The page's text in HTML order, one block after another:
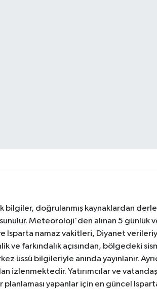
bilgiler, doğrulanmış kaynaklardan
Meteoroloji'den alınan 5 günlük
Isparta namaz vakitleri, Diyanet
ve farkındalık açısından, bölgedeki
üssü bilgileriyle anında yayınlanır.
izlenmektedir. Yatırımcılar ve
planlaması yapanlar için en güncel